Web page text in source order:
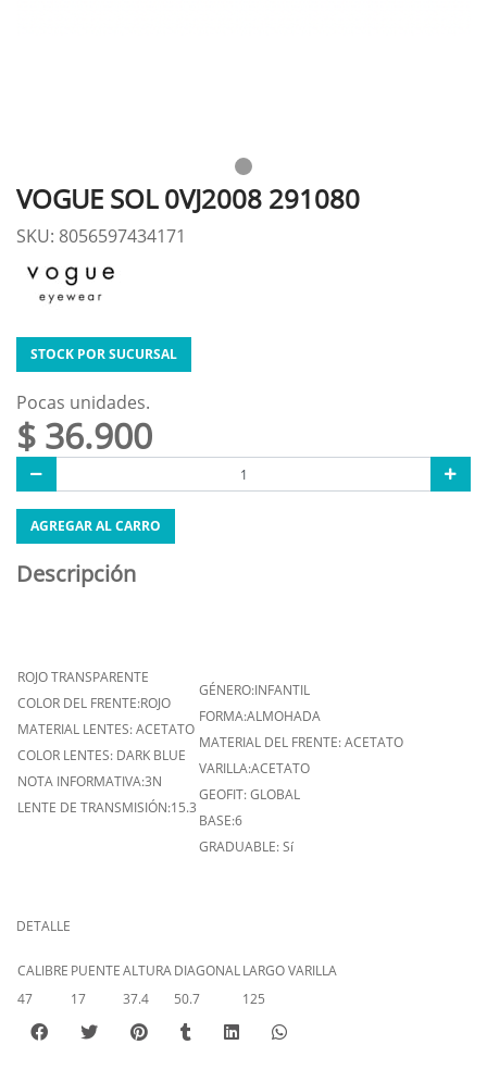
VOGUE SOL 0VJ2008 291080
SKU: 8056597434171
STOCK POR SUCURSAL
Pocas unidades.
$ 36.900
AGREGAR AL CARRO
Descripción
ROJO TRANSPARENTE
COLOR DEL FRENTE:ROJO
MATERIAL LENTES: ACETATO
COLOR LENTES: DARK BLUE
NOTA INFORMATIVA:3N
LENTE DE TRANSMISIÓN:15.3
GÉNERO:INFANTIL
FORMA:ALMOHADA
MATERIAL DEL FRENTE: ACETATO
VARILLA:ACETATO
GEOFIT: GLOBAL
BASE:6
GRADUABLE: Sí
DETALLE
CALIBRE PUENTEALTURADIAGONALLARGO VARILLA
47
17 37.4 50.7 125